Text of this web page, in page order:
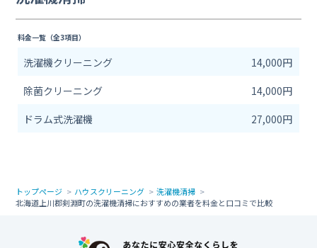
料金一覧（全3項目）
洗濯機クリーニング
14,000円
除菌クリーニング
14,000円
ドラム式洗濯機
27,000円
トップページ ハウスクリーニング
洗濯機清掃
北海道上川郡剣淵町の洗濯機清掃におすすめの業者を料金と口コミで比較